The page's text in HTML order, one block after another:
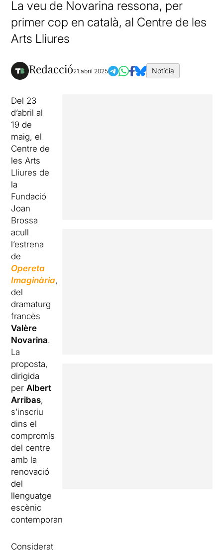
La veu de Novarina ressona, per
primer cop en català, al Centre de les
Arts Lliures
Redacció21 abril 2025 Notícia
Del 23
d’abril al
19 de
maig, el
Centre de
les Arts
Lliures de
la
Fundació
Joan
Brossa
acull
l’estrena
de
Opereta
Imaginària,
del
dramaturg
francès
Valère
Novarina.
La
proposta,
dirigida
perAlbert
Arribas,
s’inscriu
dins el
compromís
del centre
amb la
renovació
del
llenguatge
escènic
contemporani.
Considerat